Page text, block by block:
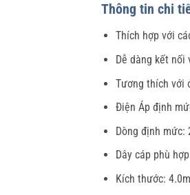
Thông tin chi
Thích hợp với
Dễ dàng kết
Tương thích với
Điện Áp định
Dòng định mức:
Dây cáp phù
Kích thước: